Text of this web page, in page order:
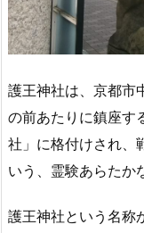
護王神社は、京都市
の前あたりに鎮座す
社」に格付けされ、
いう、霊験あらたか
護王神社という名称